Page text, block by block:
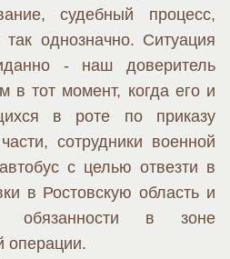
судебный процесс,
однозначно. Ситуация
- наш доверитель
в тот момент, когда его и
в роте по приказу
сотрудники военной
с целью отвезти в
в Ростовскую область и
обязанности в зоне
операции.